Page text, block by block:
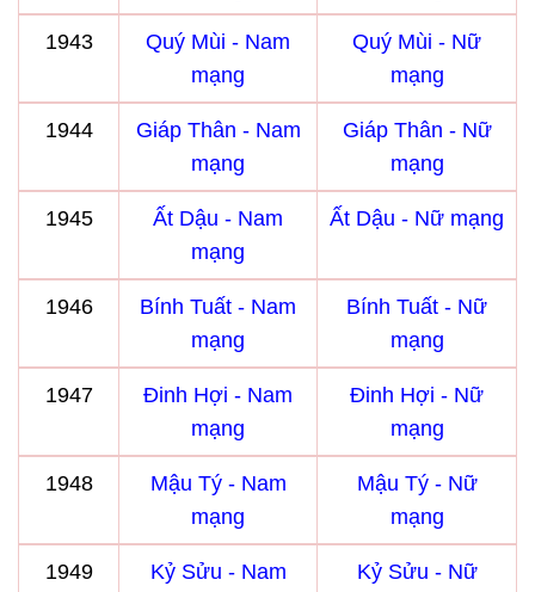
1943
Quý Mùi - Nam
mạng
Quý Mùi - Nữ
mạng
1944
Giáp Thân - Nam
mạng
Giáp Thân - Nữ
mạng
1945
Ất Dậu - Nam
mạng
Ất Dậu - Nữ mạng
1946
Bính Tuất - Nam
mạng
Bính Tuất - Nữ
mạng
1947
Đinh Hợi - Nam
mạng
Đinh Hợi - Nữ
mạng
1948
Mậu Tý - Nam
mạng
Mậu Tý - Nữ
mạng
1949
Kỷ Sửu - Nam
Kỷ Sửu - Nữ